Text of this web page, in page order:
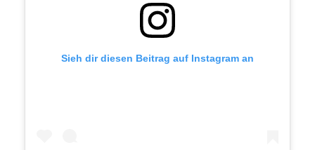
Sieh dir diesen Beitrag auf Instagram an